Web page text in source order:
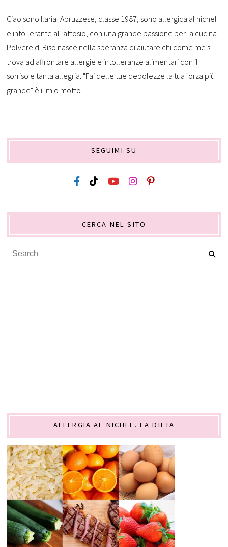
Ciao sono Ilaria! Abruzzese, classe 1987, sono allergica al nichel
e intollerante al lattosio, con una grande passione per la cucina.
Polvere di Riso nasce nella speranza di aiutare chi come me si
trova ad affrontare allergie e intolleranze alimentari con il
sorriso e tanta allegria. "Fai delle tue debolezze la tua forza più
grande" è il mio motto.
SEGUIMI SU
CERCA NEL SITO
ALLERGIA AL NICHEL. LA DIETA